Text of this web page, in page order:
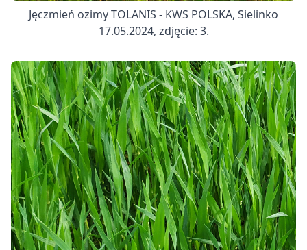
Jęczmień ozimy TOLANIS - KWS POLSKA, Sielinko
17.05.2024, zdjęcie: 3.